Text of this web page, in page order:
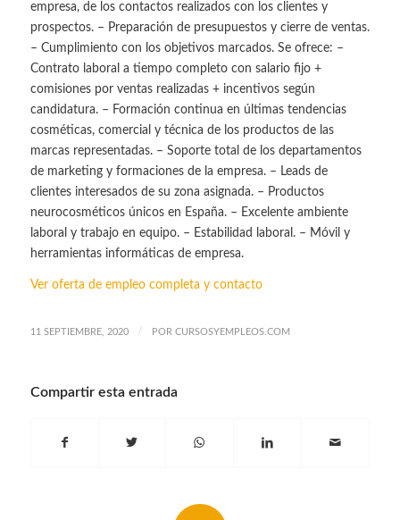
empresa, de los contactos realizados con los clientes y
prospectos. – Preparación de presupuestos y cierre de ventas.
– Cumplimiento con los objetivos marcados. Se ofrece: –
Contrato laboral a tiempo completo con salario fijo +
comisiones por ventas realizadas + incentivos según
candidatura. – Formación continua en últimas tendencias
cosméticas, comercial y técnica de los productos de las
marcas representadas. – Soporte total de los departamentos
de marketing y formaciones de la empresa. – Leads de
clientes interesados de su zona asignada. – Productos
neurocosméticos únicos en España. – Excelente ambiente
laboral y trabajo en equipo. – Estabilidad laboral. – Móvil y
herramientas informáticas de empresa.
Ver oferta de empleo completa y contacto
11 SEPTIEMBRE, 2020 / POR CURSOSYEMPLEOS.COM
Compartir esta entrada